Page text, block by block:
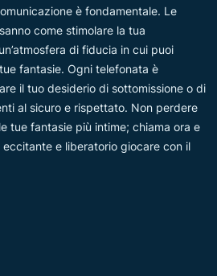
è fondamentale. Le
come stimolare la tua
di fiducia in cui puoi
fantasie. Ogni telefonata è
il tuo desiderio di sottomissione o di
al sicuro e rispettato. Non perdere
tue fantasie più intime; chiama ora e
e liberatorio giocare con il